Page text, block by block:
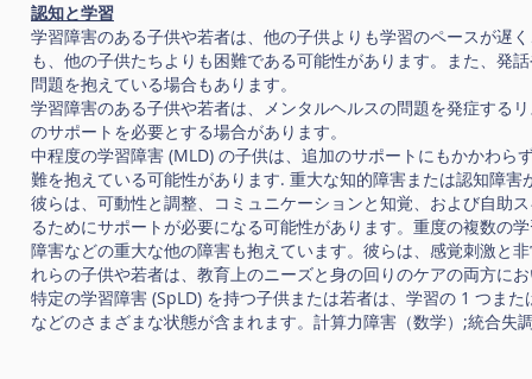
認知と学習
学習障害のある子供や若者は、他の子供よりも学習のペースが遅
も、他の子供たちよりも困難である可能性があります。また、発
問題を抱えている場合もあります。
学習障害のある子供や若者は、メンタルヘルスの問題を発症する
のサポートを必要とする場合があります。
中程度の学習障害 (MLD) の子供は、追加のサポートにもかかわ
難を抱えている可能性があります. 重大な知的障害または認知障
彼らは、可動性と調整、コミュニケーションと知覚、および自助
るためにサポートが必要になる可能性があります。重度の複数の
障害などの重大な他の障害も抱えています。彼らは、感覚刺激と
れらの子供や若者は、教育上のニーズと身の回りのケアの両方
特定の学習障害 (SpLD) を持つ子供または若者は、学習の 1 つま
などのさまざまな状態が含まれます。計算力障害（数学）;統合失